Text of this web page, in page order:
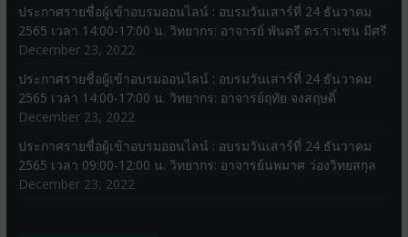
ประกาศรายชื่อผู้เข้าอบรมออนไลน์ : อบรมวันเสาร์ที่ 24 ธันวาคม
2565 เวลา 14:00-17:00 น. วิทยากร: อาจารย์ พันตรี ดร.ราเชน มีศรี
December 23, 2022
ประกาศรายชื่อผู้เข้าอบรมออนไลน์ : อบรมวันเสาร์ที่ 24 ธันวาคม
2565 เวลา 14:00-17:00 น. วิทยากร: อาจารย์ฤทัย จงสฤษดิ์
December 23, 2022
ประกาศรายชื่อผู้เข้าอบรมออนไลน์ : อบรมวันเสาร์ที่ 24 ธันวาคม
2565 เวลา 09:00-12:00 น. วิทยากร: อาจารย์นพมาศ ว่องวิทยสกุล
December 23, 2022